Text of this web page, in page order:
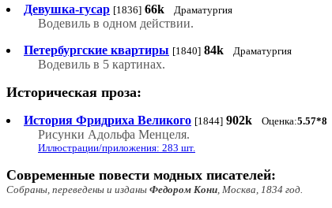
Девушка-гусар [1836] 66k Драматургия
Водевиль в одном действии.
Петербургские квартиры [1840] 84k Драматургия
Водевиль в 5 картинах.
Историческая проза:
История Фридриха Великого [1844] 902k Оценка:5.57*8
Рисунки Адольфа Менцеля.
Иллюстрации/приложения: 283 шт.
Современные повести модных писателей:
Собраны, переведены и изданы Федором Кони, Москва, 1834 год.